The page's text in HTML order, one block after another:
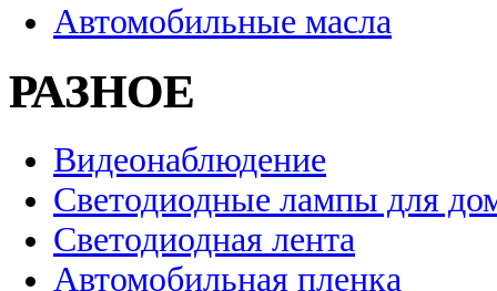
Автомобильные масла
РАЗНОЕ
Видеонаблюдение
Светодиодные лампы для
Светодиодная лента
Автомобильная пленка